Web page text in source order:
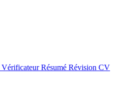
Vérificateur Résumé Révision CV